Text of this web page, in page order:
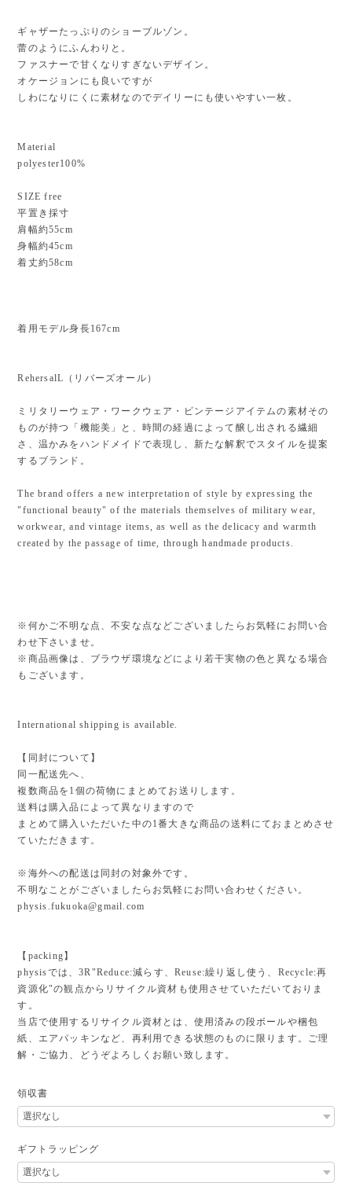
ギャザーたっぷりのショーブルゾン。
蕾のようにふんわりと。
ファスナーで甘くなりすぎないデザイン。
オケージョンにも良いですが
しわになりにくに素材なのでデイリーにも使いやすい一枚。
Material
polyester100%
SIZE free
平置き採寸
肩幅約55cm
身幅約45cm
着丈約58cm
着用モデル身長167cm
RehersalL（リバーズオール）
ミリタリーウェア・ワークウェア・ビンテージアイテムの素材その
ものが持つ「機能美」と、時間の経過によって醸し出される繊細
さ、温かみをハンドメイドで表現し、新たな解釈でスタイルを提案
するブランド。
The brand offers a new interpretation of style by expressing the
"functional beauty" of the materials themselves of military wear,
workwear, and vintage items, as well as the delicacy and warmth
created by the passage of time, through handmade products.
※何かご不明な点、不安な点などございましたらお気軽にお問い合
わせ下さいませ。
※商品画像は、ブラウザ環境などにより若干実物の色と異なる場合
もございます。
International shipping is available.
【同封について】
同一配送先へ、
複数商品を1個の荷物にまとめてお送りします。
送料は購入品によって異なりますので
まとめて購入いただいた中の1番大きな商品の送料にておまとめさせ
ていただきます。
※海外への配送は同封の対象外です。
不明なことがございましたらお気軽にお問い合わせください。
physis.fukuoka@gmail.com
【packing】
physisでは、3R"Reduce:減らす、Reuse:繰り返し使う、Recycle:再
資源化"の観点からリサイクル資材も使用させていただいておりま
す。
当店で使用するリサイクル資材とは、使用済みの段ボールや梱包
紙、エアパッキンなど、再利用できる状態のものに限ります。ご理
解・ご協力、どうぞよろしくお願い致します。
領収書
ギフトラッピング